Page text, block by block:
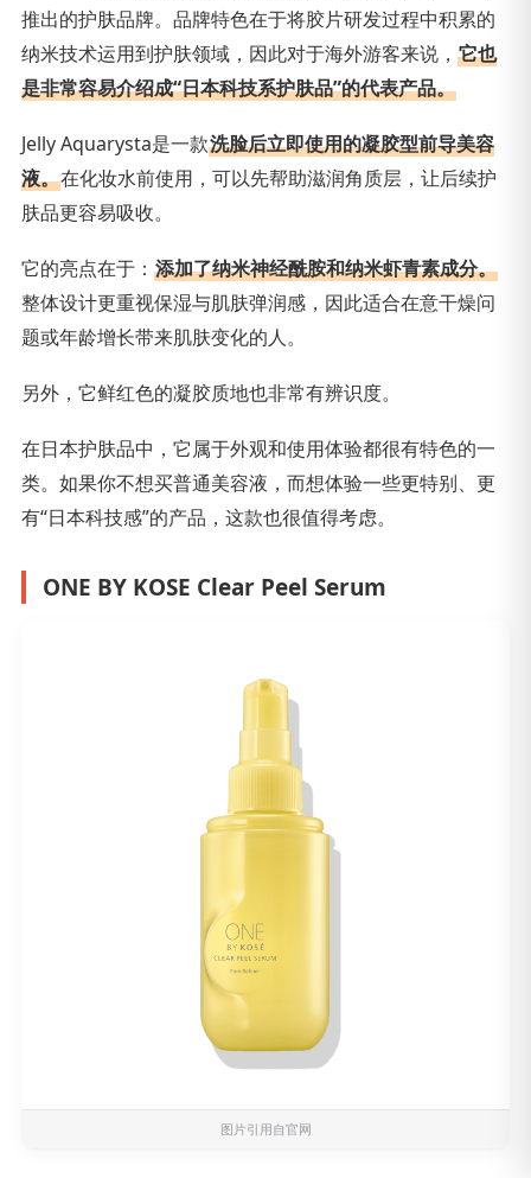
推出的护肤品牌。品牌特色在于将胶片研发过程中积累的
纳米技术运用到护肤领域，因此对于海外游客来说， 它也
是非常容易介绍成“日本科技系护肤品”的代表产品。
Jelly Aquarysta是一款洗脸后立即使用的凝胶型前导美容
液。在化妆水前使用，可以先帮助滋润角质层，让后续护
肤品更容易吸收。
它的亮点在于： 添加了纳米神经酰胺和纳米虾青素成分。
整体设计更重视保湿与肌肤弹润感，因此适合在意干燥问
题或年龄增长带来肌肤变化的人。
另外，它鲜红色的凝胶质地也非常有辨识度。
在日本护肤品中，它属于外观和使用体验都很有特色的一
类。如果你不想买普通美容液，而想体验一些更特别、更
有“日本科技感”的产品，这款也很值得考虑。
ONE BY KOSE Clear Peel Serum
图片引用自官网